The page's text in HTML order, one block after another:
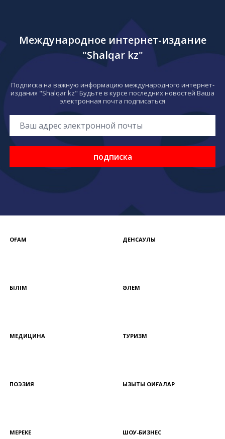
Международное интернет-издание
"Shalqar kz"
Подписка на важную информацию международного интернет-
издания "Shalqar kz" Будьте в курсе последних новостей Ваша
электронная почта подписаться
подписка
ҚОҒАМ ДЕНСАУЛЫҚ
БІЛІМ ӘЛЕМ
МЕДИЦИНА ТУРИЗМ
ПОЭЗИЯ ҚЫЗЫҚТЫ ОҚИҒАЛАР
МЕРЕКЕ ШОУ-БИЗНЕС